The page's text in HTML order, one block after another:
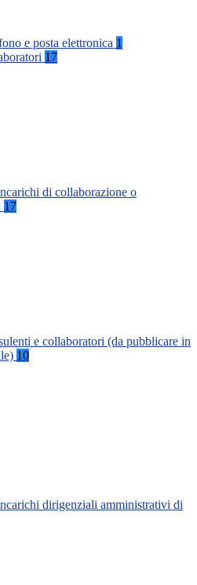
e posta elettronica 1
17
di collaborazione o
17
e collaboratori (da pubblicare in
10
dirigenziali amministrativi di